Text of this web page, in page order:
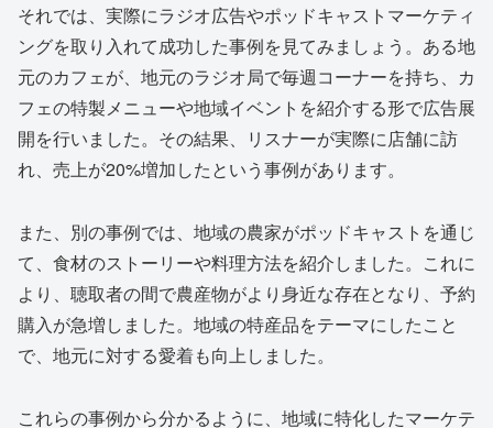
それでは、実際にラジオ広告やポッドキャストマーケティ
ングを取り入れて成功した事例を見てみましょう。ある地
元のカフェが、地元のラジオ局で毎週コーナーを持ち、カ
フェの特製メニューや地域イベントを紹介する形で広告展
開を行いました。その結果、リスナーが実際に店舗に訪
れ、売上が20%増加したという事例があります。
また、別の事例では、地域の農家がポッドキャストを通じ
て、食材のストーリーや料理方法を紹介しました。これに
より、聴取者の間で農産物がより身近な存在となり、予約
購入が急増しました。地域の特産品をテーマにしたこと
で、地元に対する愛着も向上しました。
これらの事例から分かるように、地域に特化したマーケテ